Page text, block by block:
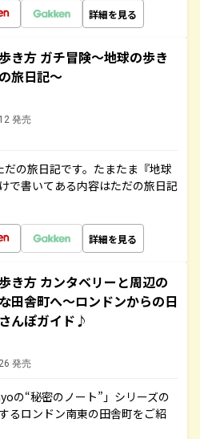
詳細を見る
き方 ガチ冒険～地球の歩き
旅日記～
発売
の旅日記です。たまたま『地球
で書いてある内容はただの旅日記
詳細を見る
き方 カンタベリーと周辺の
田舎町へ～ロンドンからの日
んぽガイド♪
発売
の“秘密のノート”」シリーズの
るロンドン南東の田舎町をご紹